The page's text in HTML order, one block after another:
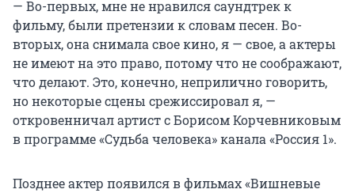
— Во-первых, мне не нравился саундтрек к
фильму, были претензии к словам песен. Во-
вторых, она снимала свое кино, я — свое, а актеры
не имеют на это право, потому что не соображают,
что делают. Это, конечно, неприлично говорить,
но некоторые сцены срежиссировал я, —
откровенничал артист с Борисом Корчевниковым
в программе «Судьба человека» канала «Россия 1».
Позднее актер появился в фильмах «Вишневые